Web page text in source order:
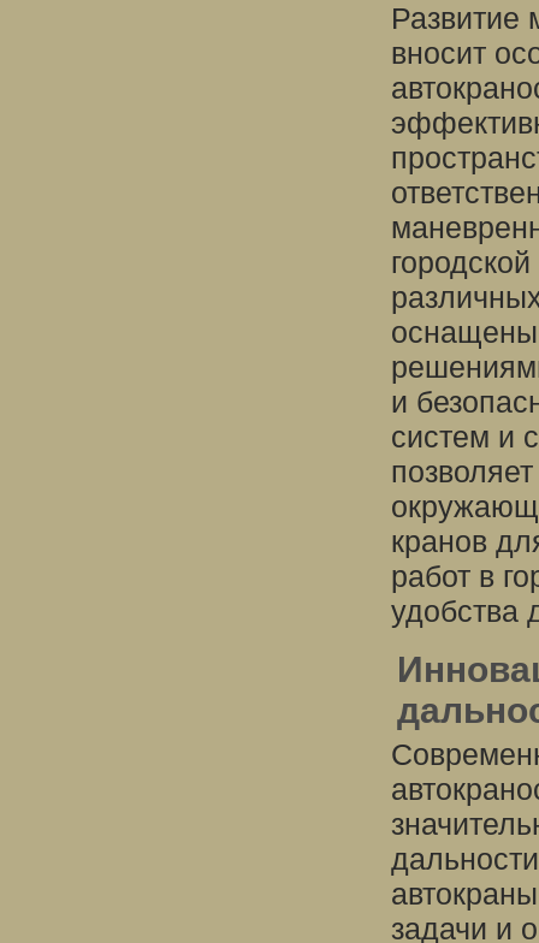
Развитие
вносит
оснащены
и
систем и
кранов
работ в
удобства
задачи и